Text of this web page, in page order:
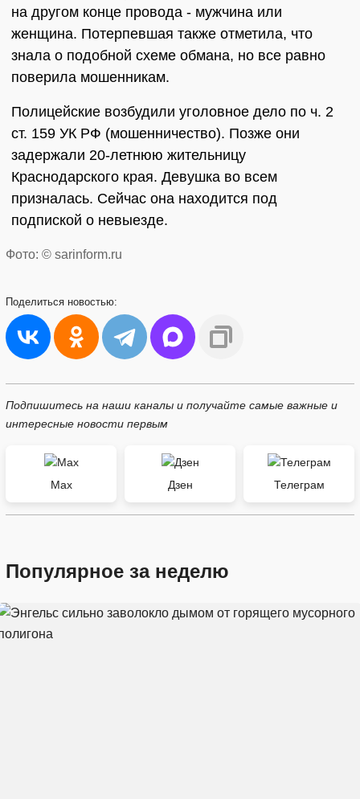
на другом конце провода - мужчина или
женщина. Потерпевшая также отметила, что
знала о подобной схеме обмана, но все равно
поверила мошенникам.
Полицейские возбудили уголовное дело по ч. 2
ст. 159 УК РФ (мошенничество). Позже они
задержали 20-летнюю жительницу
Краснодарского края. Девушка во всем
призналась. Сейчас она находится под
подпиской о невыезде.
Фото: © sarinform.ru
Поделиться новостью:
Подпишитесь на наши каналы и получайте самые важные и
интересные новости первым
Max Дзен Телеграм
Популярное за неделю